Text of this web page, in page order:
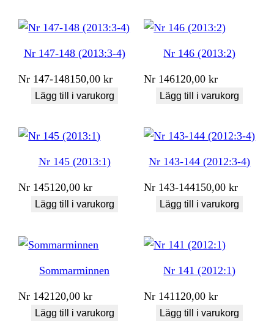
Nr 147-148 (2013:3-4)
Nr 147-148150,00kr
Lägg till i varukorg
Nr 146 (2013:2)
Nr 146120,00kr
Lägg till i varukorg
Nr 145 (2013:1)
Nr 145120,00kr
Lägg till i varukorg
Nr 143-144 (2012:3-4)
Nr 143-144150,00kr
Lägg till i varukorg
Sommarminnen
Nr 142120,00kr
Lägg till i varukorg
Nr 141 (2012:1)
Nr 141 120,00kr
Lägg till i varukorg